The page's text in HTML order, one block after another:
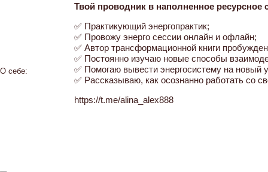
О себе:
Твой проводник в наполненное ресурсное
✅ Практикующий энергопрактик;
✅ Провожу энерго сессии онлайн и офлайн;
✅ Автор трансформационной книги
✅ Постоянно изучаю новые способы
✅ Помогаю вывести энергосистему на новый
✅ Рассказываю, как осознанно работать со
https://t.me/alina_alex888